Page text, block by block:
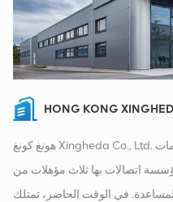
HONG KONG
هونغ كونغ Xingheda Co., Ltd. هي شركة متخصصة في توفير الخدمات
اتصالات بها ثلاث مؤهلات من
في الوقت الحاضر، تمتلك